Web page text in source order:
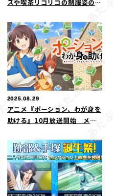
スや喫茶リコリコの制服姿の千
が二次元コスパから登場！【株
式会社コスパ】
2025.08.29
アニメ『ポーション、わが身を
助ける』10月放送開始 メイ